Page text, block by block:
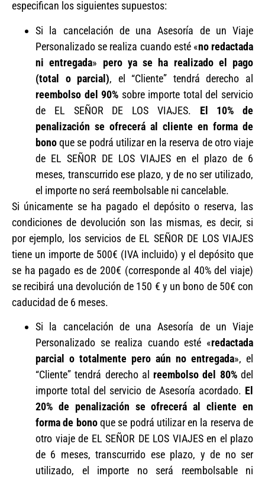
especifican los siguientes supuestos:
Si la cancelación de una Asesoría de un Viaje
Personalizado se realiza cuando esté «no redactada
ni entregada» pero ya se ha realizado el pago
(total o parcial), el “Cliente” tendrá derecho al
reembolso del 90% sobre importe total del servicio
de EL SEÑOR DE LOS VIAJES. El 10% de
penalización se ofrecerá al cliente en forma de
bonoque se podrá utilizar en la reserva de otro viaje
de EL SEÑOR DE LOS VIAJES en el plazo de 6
meses, transcurrido ese plazo, y de no ser utilizado,
el importe no será reembolsable ni cancelable.
Si únicamente se ha pagado el depósito o reserva, las
condiciones de devolución son las mismas, es decir, si
por ejemplo, los servicios de EL SEÑOR DE LOS VIAJES
tiene un importe de 500€ (IVA incluido) y el depósito que
se ha pagado es de 200€ (corresponde al 40% del viaje)
se recibirá una devolución de 150 € y un bono de 50€ con
caducidad de 6 meses.
Si la cancelación de una Asesoría de un Viaje
Personalizado se realiza cuando esté «redactada
parcial o totalmente pero aún no entregada», el
“Cliente” tendrá derecho alreembolso del 80%del
importe total del servicio de Asesoría acordado. El
20% de penalización se ofrecerá al cliente en
forma de bonoque se podrá utilizar en la reserva de
otro viaje de EL SEÑOR DE LOS VIAJES en el plazo
de 6 meses, transcurrido ese plazo, y de no ser
utilizado, el importe no será reembolsable ni